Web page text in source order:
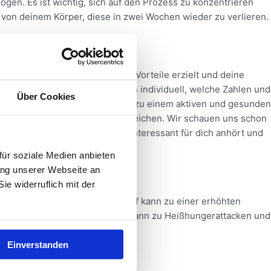
Über Cookies
soziale Medien anbieten
unserer Webseite an
widerruflich mit der
Einverstanden
deinem Körper, diese in zwei Wochen wieder zu verlieren.
viele körperliche und geistige Vorteile erzielt und deine
wir bei jedem Menschen individuell, welche Zahlen und
begibst dich so auf den Weg zu einem aktiven und gesunden
und mit Leichtigkeit zu erreichen. Wir schauen uns schon
fittes Leben. Wenn sich das interessant für dich anhört und
haben. Der Mangel an Schlaf kann zu einer erhöhten
Dieses Ungleichgewicht kann zu Heißhungerattacken und
einzuhalten.